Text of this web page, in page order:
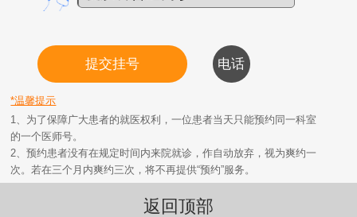
*温馨提示
1、为了保障广大患者的就医权利，一位患者当天只能预约同一科室
的一个医师号。
2、预约患者没有在规定时间内来院就诊，作自动放弃，视为爽约一
次。若在三个月内爽约三次，将不再提供“预约”服务。
返回顶部